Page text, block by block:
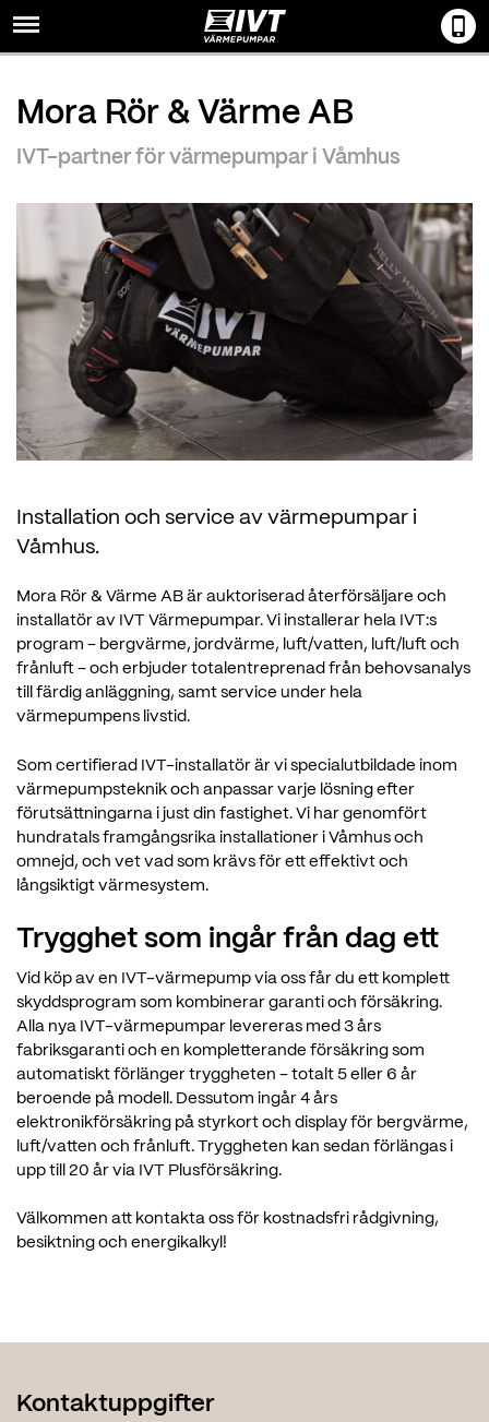
Mora Rör & Värme AB
IVT-partner för värmepumpar i Våmhus
Installation och service av värmepumpar i
Våmhus.
Mora Rör & Värme AB är auktoriserad återförsäljare och
installatör av IVT Värmepumpar. Vi installerar hela IVT:s
program – bergvärme, jordvärme, luft/vatten, luft/luft och
frånluft – och erbjuder totalentreprenad från behovsanalys
till färdig anläggning, samt service under hela
värmepumpens livstid.
Som certifierad IVT-installatör är vi specialutbildade inom
värmepumpsteknik och anpassar varje lösning efter
förutsättningarna i just din fastighet. Vi har genomfört
hundratals framgångsrika installationer i Våmhus och
omnejd, och vet vad som krävs för ett effektivt och
långsiktigt värmesystem.
Trygghet som ingår från dag ett
Vid köp av en IVT-värmepump via oss får du ett komplett
skyddsprogram som kombinerar garanti och försäkring.
Alla nya IVT-värmepumpar levereras med 3 års
fabriksgaranti och en kompletterande försäkring som
automatiskt förlänger tryggheten – totalt 5 eller 6 år
beroende på modell. Dessutom ingår 4 års
elektronikförsäkring på styrkort och display för bergvärme,
luft/vatten och frånluft. Tryggheten kan sedan förlängas i
upp till 20 år via IVT Plusförsäkring.
Välkommen att kontakta oss för kostnadsfri rådgivning,
besiktning och energikalkyl!
Kontaktuppgifter